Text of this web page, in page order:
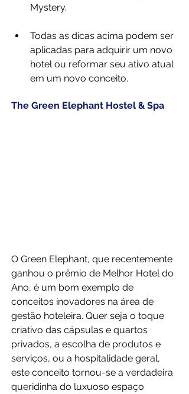
Mystery.
Todas as dicas acima podem ser
aplicadas para adquirir um novo
hotel ou reformar seu ativo atual
em um novo conceito.
The Green Elephant Hostel & Spa
O Green Elephant, que recentemente
ganhou o prêmio de Melhor Hotel do
Ano, é um bom exemplo de
conceitos inovadores na área de
gestão hoteleira. Quer seja o toque
criativo das cápsulas e quartos
privados, a escolha de produtos e
serviços, ou a hospitalidade geral,
este conceito tornou-se a verdadeira
queridinha do luxuoso espaço